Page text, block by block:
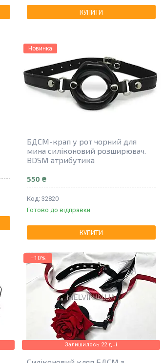
КУПИТИ
Новинка
БДСМ-крап у рот чорний для
мина силіконовий розширювач.
BDSM атрибутика
550 ₴
32820
Готово до відправки
КУПИТИ
–10%
Залишилось 22 дні